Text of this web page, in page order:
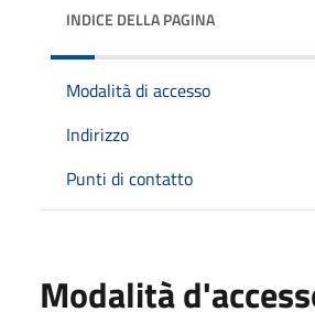
INDICE DELLA PAGINA
Modalità di accesso
Indirizzo
Punti di contatto
Modalità